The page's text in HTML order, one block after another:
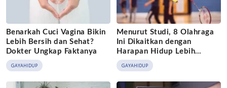
Benarkah Cuci Vagina Bikin
Lebih Bersih dan Sehat?
Dokter Ungkap Faktanya
GAYAHIDUP
Menurut Studi, 8 Olahraga
Ini Dikaitkan dengan
Harapan Hidup Lebih
Panjang
GAYAHIDUP